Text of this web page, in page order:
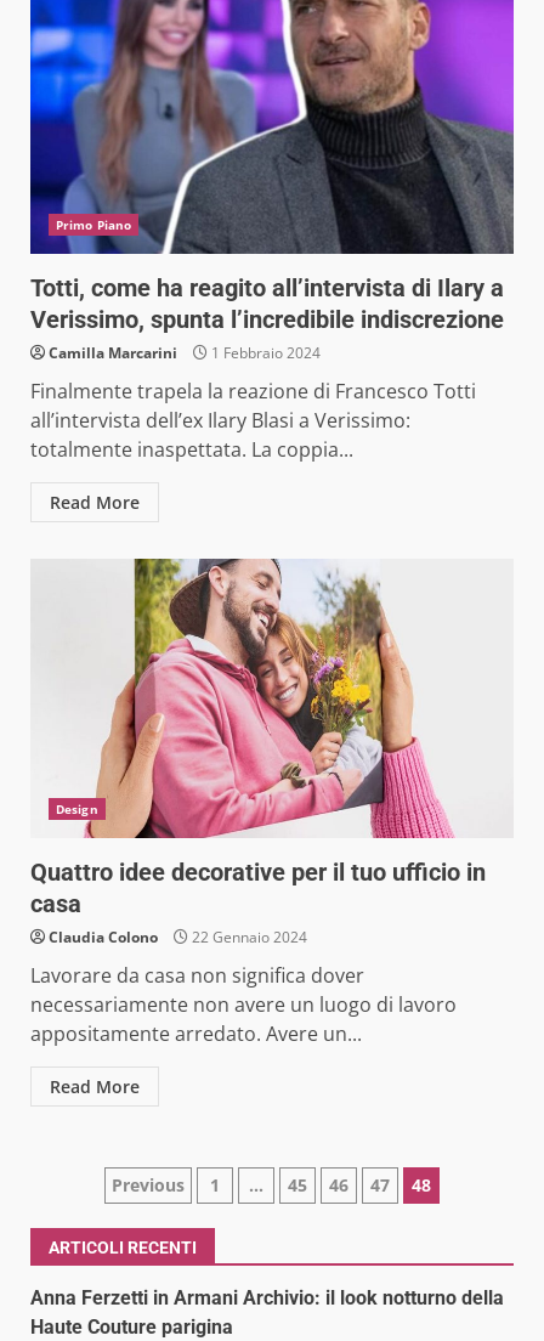
Primo Piano
Totti, come ha reagito all’intervista di Ilary a
Verissimo, spunta l’incredibile indiscrezione
Camilla Marcarini 1 Febbraio 2024
Finalmente trapela la reazione di Francesco Totti
all’intervista dell’ex Ilary Blasi a Verissimo:
totalmente inaspettata. La coppia...
Read More
Design
Quattro idee decorative per il tuo ufficio in
casa
Claudia Colono 22 Gennaio 2024
Lavorare da casa non significa dover
necessariamente non avere un luogo di lavoro
appositamente arredato. Avere un...
Read More
Paginazione
degli
articoli
Previous 1 … 45 46 47 48
ARTICOLI RECENTI
Anna Ferzetti in Armani Archivio: il look notturno della
Haute Couture parigina